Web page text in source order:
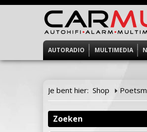
AUTORADIO MULTIMEDIA
Je bent hier: Shop
Zoeken